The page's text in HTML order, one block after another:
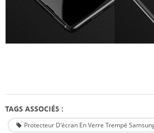
TAGS ASSOCIÉS :
Protecteur D'écran En Verre Trempé